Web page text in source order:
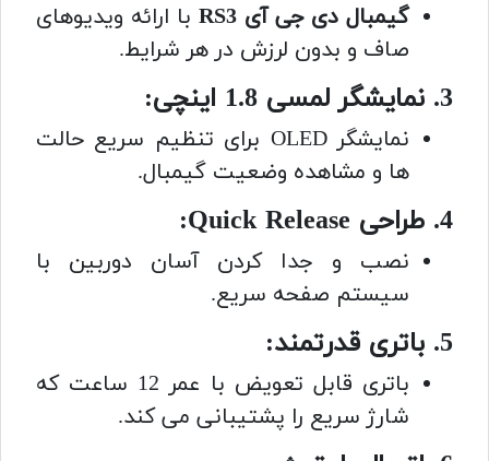
گیمبال دی جی آی RS3 با ارائه ویدیوهای
صاف و بدون لرزش در هر شرایط.
3. نمایشگر لمسی 1.8 اینچی:
نمایشگر OLED برای تنظیم سریع حالت
ها و مشاهده وضعیت گیمبال.
4. طراحی Quick Release:
نصب و جدا کردن آسان دوربین با
سیستم صفحه سریع.
5. باتری قدرتمند:
باتری قابل تعویض با عمر 12 ساعت که
شارژ سریع را پشتیبانی می کند.